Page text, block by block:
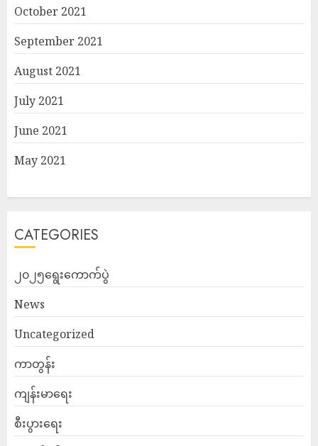
October 2021
September 2021
August 2021
July 2021
June 2021
May 2021
CATEGORIES
၂၀၂၅ရွေးကောက်ပွဲ
News
Uncategorized
ကာတွန်း
ကျန်းမာရေး
စီးပွားရေး